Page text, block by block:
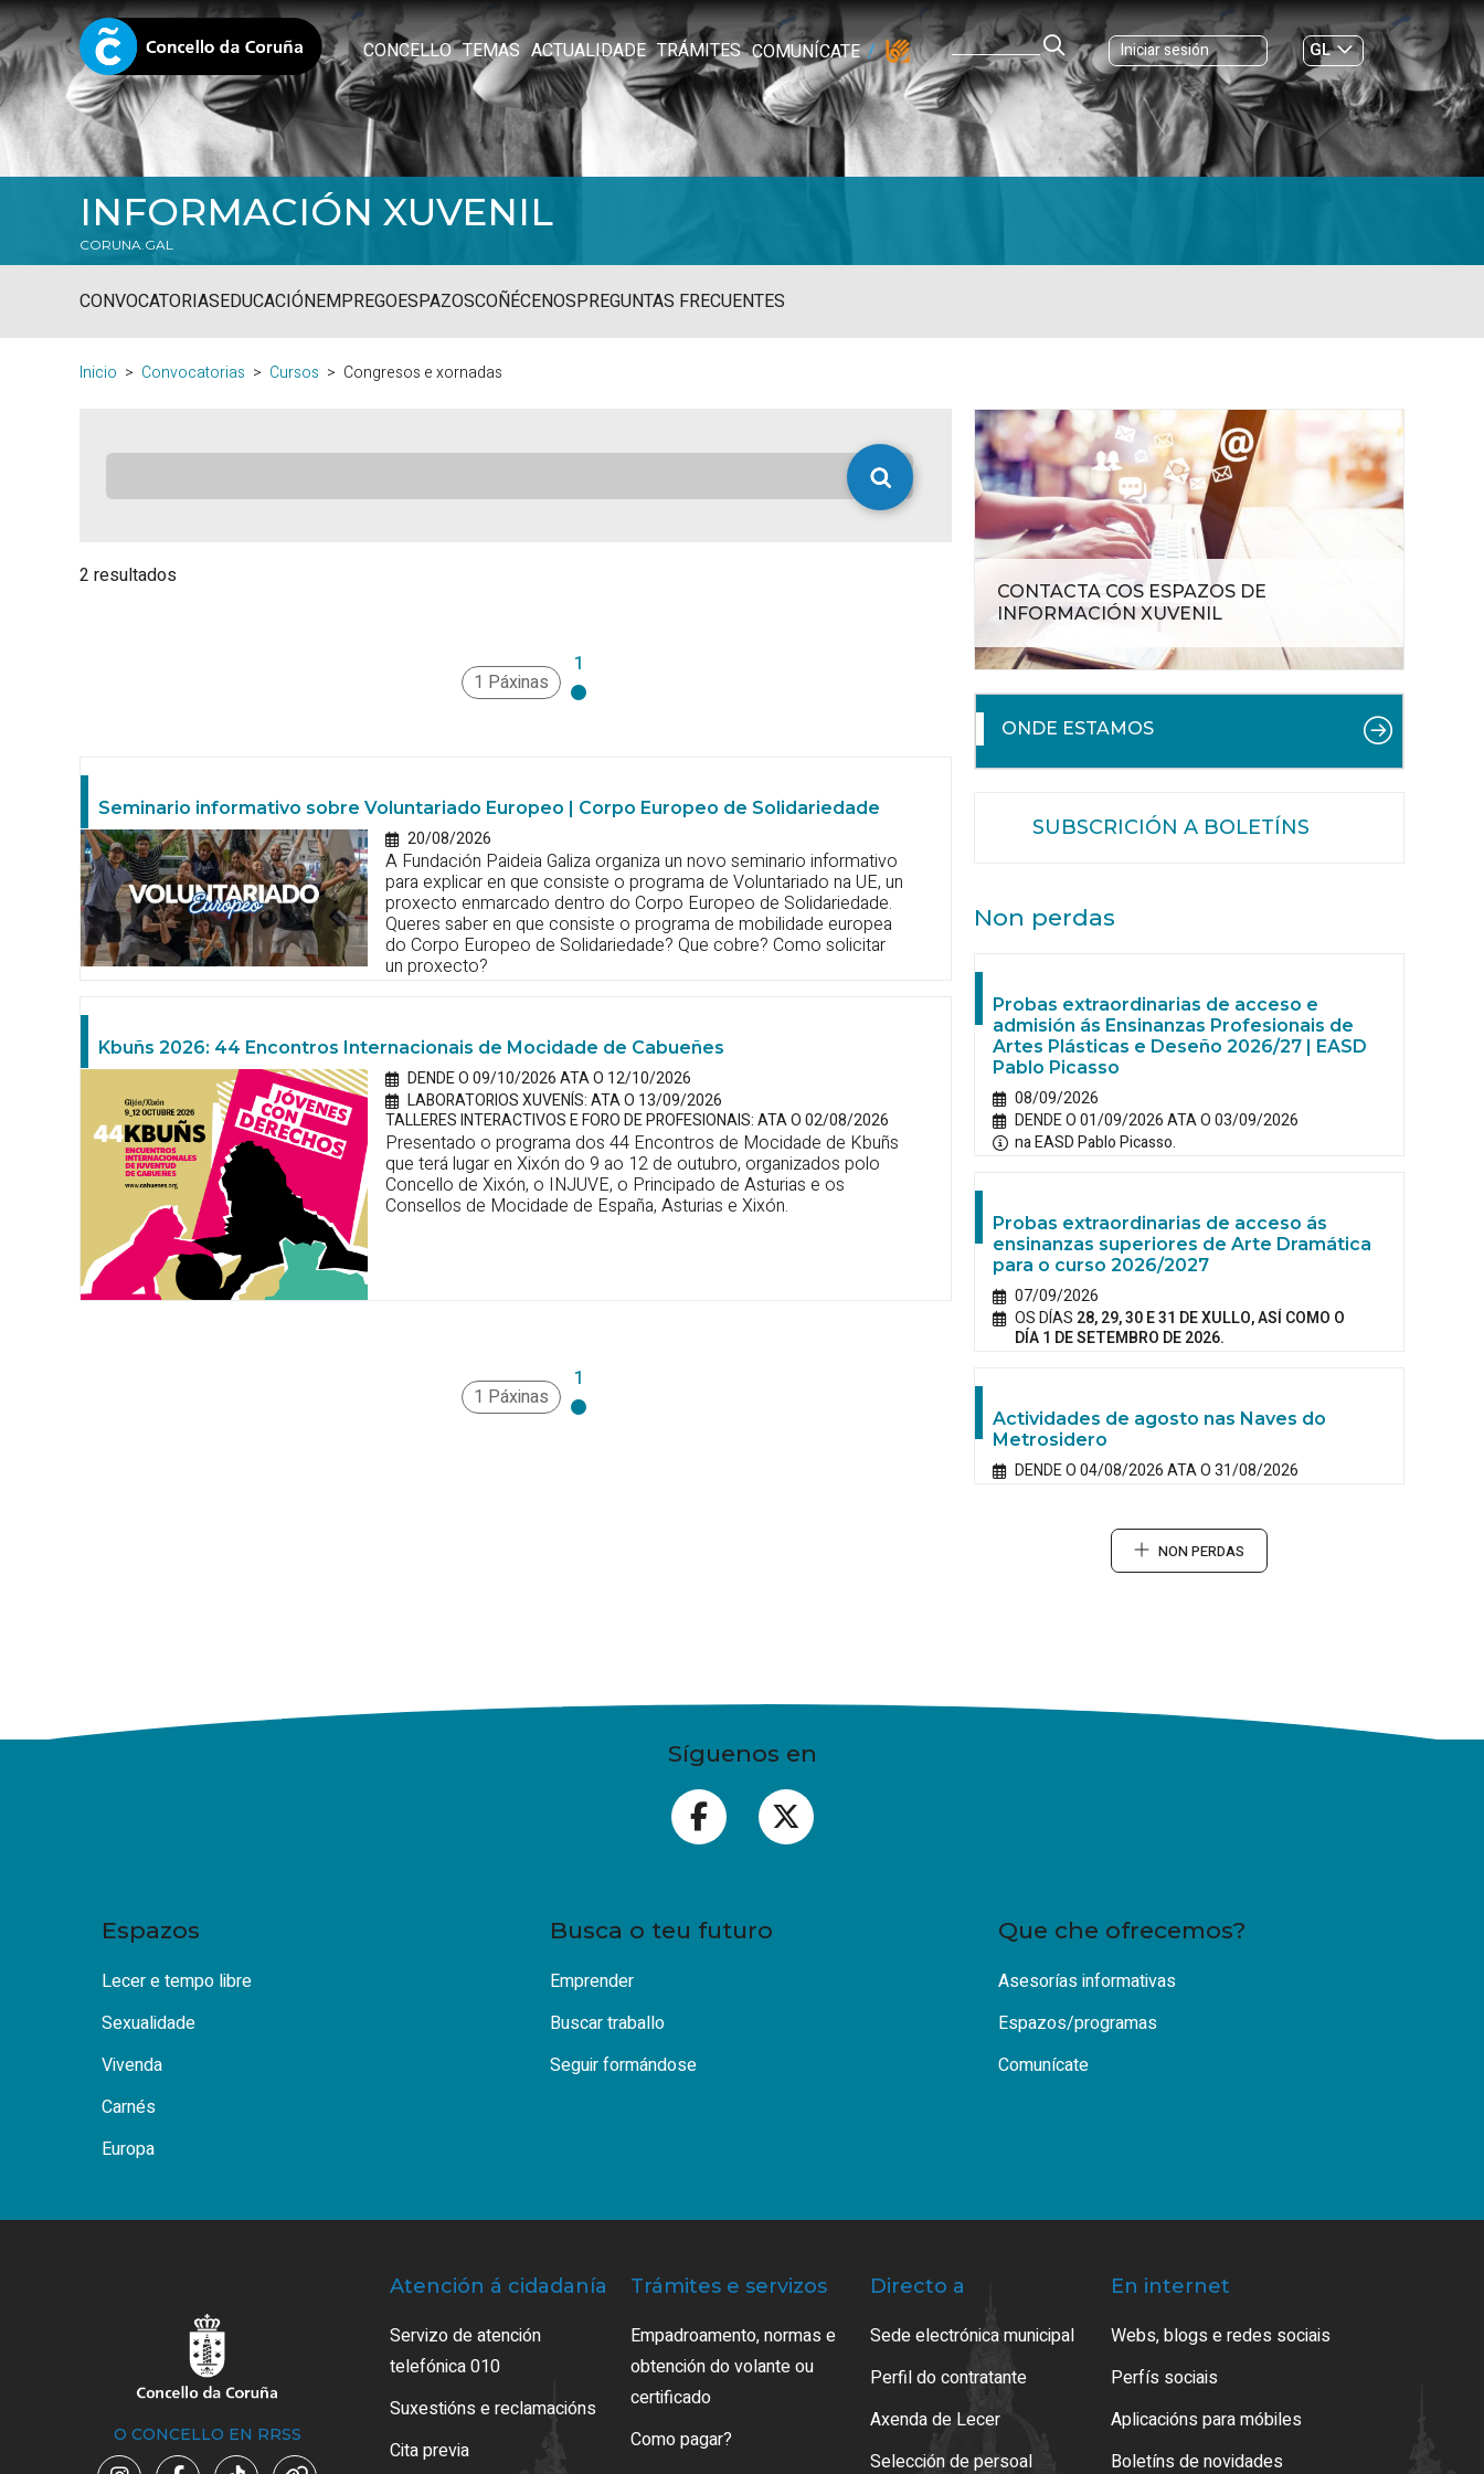
CONCELLO TEMAS ACTUALIDADE TRÁMITES COMUNÍCATE Iniciar sesión
GL
ES|
INFORMACIÓN XUVENIL
CORUNA.GAL
CONVOCATORIASEDUCACIÓNEMPREGOESPAZOSCOÑÉCENOSPREGUNTAS FRECUENTES
Inicio Convocatorias Cursos Congresos e xornadas
2 resultados
1 Páxinas
1
Seminario informativo sobre Voluntariado Europeo | Corpo Europeo de Solidariedade
20/08/2026
A Fundación Paideia Galiza organiza un novo seminario informativo
para explicar en que consiste o programa de Voluntariado na UE, un
proxecto enmarcado dentro do Corpo Europeo de Solidariedade.
Queres saber en que consiste o programa de mobilidade europea
do Corpo Europeo de Solidariedade? Que cobre? Como solicitar
un proxecto?
Kbuñs 2026: 44 Encontros Internacionais de Mocidade de Cabueñes
DENDE O 09/10/2026 ATA O 12/10/2026
LABORATORIOS XUVENÍS: ATA O 13/09/2026
TALLERES INTERACTIVOS E FORO DE PROFESIONAIS: ATA O 02/08/2026
Presentado o programa dos 44 Encontros de Mocidade de Kbuñs
que terá lugar en Xixón do 9 ao 12 de outubro, organizados polo
Concello de Xixón, o INJUVE, o Principado de Asturias e os
Consellos de Mocidade de España, Asturias e Xixón.
1 Páxinas
1
CONTACTA COS ESPAZOS DE
INFORMACIÓN XUVENIL
ONDE ESTAMOS
SUBSCRICIÓN A BOLETÍNS
Non perdas
Probas extraordinarias de acceso e
admisión ás Ensinanzas Profesionais de
Artes Plásticas e Deseño 2026/27 | EASD
Pablo Picasso
08/09/2026
DENDE O 01/09/2026 ATA O 03/09/2026
na EASD Pablo Picasso.
Probas extraordinarias de acceso ás
ensinanzas superiores de Arte Dramática
para o curso 2026/2027
07/09/2026
OS DÍAS 28, 29, 30 E 31 DE XULLO, ASÍ COMO O
DÍA 1 DE SETEMBRO DE 2026.
Actividades de agosto nas Naves do
Metrosidero
DENDE O 04/08/2026 ATA O 31/08/2026
NON PERDAS
Síguenos en
Espazos
Lecer e tempo libre
Sexualidade
Vivenda
Carnés
Europa
Busca o teu futuro
Emprender
Buscar traballo
Seguir formándose
Que che ofrecemos?
Asesorías informativas
Espazos/programas
Comunícate
O CONCELLO EN RRSS
Atención á cidadanía
Servizo de atención
telefónica 010
Suxestións e reclamacións
Cita previa
Trámites e servizos
Empadroamento, normas e
obtención do volante ou
certificado
Como pagar?
Directo a
Sede electrónica municipal
Perfil do contratante
Axenda de Lecer
Selección de persoal
En internet
Webs, blogs e redes sociais
Perfís sociais
Aplicacións para móbiles
Boletíns de novidades